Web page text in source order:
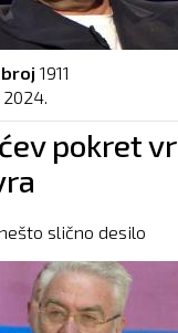
1911
pokret
slično desilo